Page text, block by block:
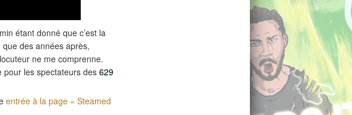
étant donné que c’est la
que des années après,
ne me comprenne.
pour les spectateurs des 629
entrée à la page « Steamed